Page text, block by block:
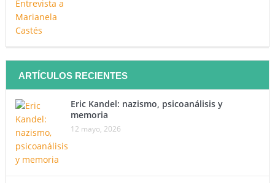
ARTÍCULOS RECIENTES
Eric Kandel: nazismo, psicoanálisis y
memoria
12 mayo, 2026